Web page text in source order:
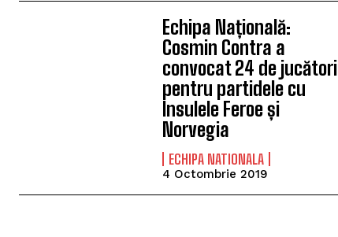
Echipa Națională:
Cosmin Contra a
convocat 24 de jucători
pentru partidele cu
Insulele Feroe și
Norvegia
ECHIPA NATIONALA
4 Octombrie 2019